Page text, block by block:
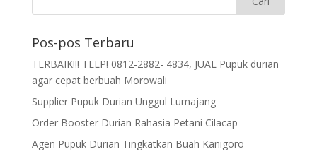
Pos-pos Terbaru
TERBAIK!!! TELP! 0812-2882- 4834, JUAL Pupuk durian
agar cepat berbuah Morowali
Supplier Pupuk Durian Unggul Lumajang
Order Booster Durian Rahasia Petani Cilacap
Agen Pupuk Durian Tingkatkan Buah Kanigoro